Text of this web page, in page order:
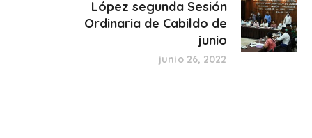
López segunda Sesión
Ordinaria de Cabildo de
junio
junio 26, 2022